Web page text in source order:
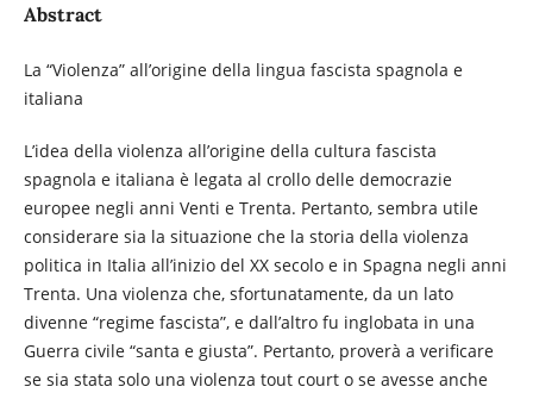
Abstract
La “Violenza” all’origine della lingua fascista spagnola e
italiana
L’idea della violenza all’origine della cultura fascista
spagnola e italiana è legata al crollo delle democrazie
europee negli anni Venti e Trenta. Pertanto, sembra utile
considerare sia la situazione che la storia della violenza
politica in Italia all’inizio del XX secolo e in Spagna negli anni
Trenta. Una violenza che, sfortunatamente, da un lato
divenne “regime fascista”, e dall’altro fu inglobata in una
Guerra civile “santa e giusta”. Pertanto, proverà a verificare
se sia stata solo una violenza tout court o se avesse anche